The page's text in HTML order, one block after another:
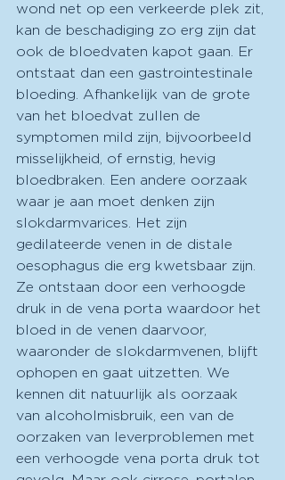
wond net op een verkeerde plek zit,
kan de beschadiging zo erg zijn dat
ook de bloedvaten kapot gaan. Er
ontstaat dan een gastrointestinale
bloeding. Afhankelijk van de grote
van het bloedvat zullen de
symptomen mild zijn, bijvoorbeeld
misselijkheid, of ernstig, hevig
bloedbraken. Een andere oorzaak
waar je aan moet denken zijn
slokdarmvarices. Het zijn
gedilateerde venen in de distale
oesophagus die erg kwetsbaar zijn.
Ze ontstaan door een verhoogde
druk in de vena porta waardoor het
bloed in de venen daarvoor,
waaronder de slokdarmvenen, blijft
ophopen en gaat uitzetten. We
kennen dit natuurlijk als oorzaak
van alcoholmisbruik, een van de
oorzaken van leverproblemen met
een verhoogde vena porta druk tot